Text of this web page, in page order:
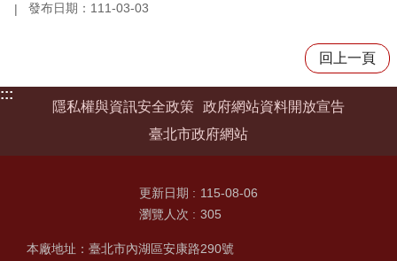
發布日期：111-03-03
回上一頁
:::
隱私權與資訊安全政策 政府網站資料開放宣告
臺北市政府網站
更新日期
115-08-06
瀏覽人次
305
本廠地址：臺北市內湖區安康路290號